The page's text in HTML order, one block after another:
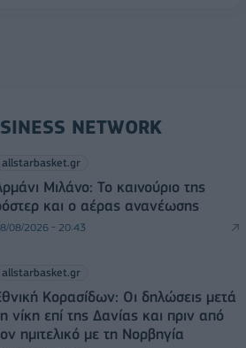
NETWORK
allstarbasket.gr
Μιλάνο: Το καινούριο της
και ο αέρας ανανέωσης
08/2026 - 20:43
allstarbasket.gr
Κορασίδων: Οι δηλώσεις μετά
νίκη επί της Δανίας και πριν από
ημιτελικό με τη Νορβηγία